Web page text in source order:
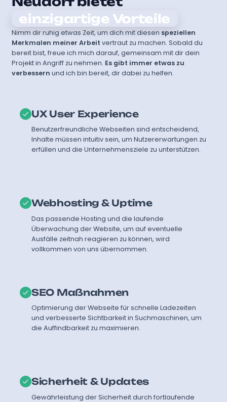
einzigartige Vorteile
Nimm dir ruhig etwas Zeit, um dich mit diesen speziellen
Merkmalen meiner Arbeit vertraut zu machen. Sobald du
bereit bist, freue ich mich darauf, gemeinsam mit dir dein
Projekt in Angriff zu nehmen. Es gibt immer etwas zu
verbessern und ich bin bereit, dir dabei zu helfen.
UX User Experience
Benutzerfreundliche Webseiten sind entscheidend,
Inhalte müssen intuitiv sein, um Nutzererwartungen zu
erfüllen und die Unternehmensziele zu unterstützen.
Webhosting & Uptime
Das passende Hosting und die laufende
Überwachung der Website, um auf eventuelle
Ausfälle zeitnah reagieren zu können, wird
vollkommen von uns übernommen.
SEO Maßnahmen
Optimierung der Webseite für schnelle Ladezeiten
und verbesserte Sichtbarkeit in Suchmaschinen, um
die Auffindbarkeit zu maximieren.
Sicherheit & Updates
Gewährleistung der Sicherheit durch fortlaufende